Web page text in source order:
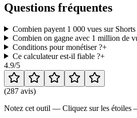
Questions fréquentes
Combien payent 1 000 vues sur Shorts
Combien on gagne avec 1 million de
Conditions pour monétiser ?+
Ce calculateur est-il fiable ?+
4.9/5
(287 avis)
Notez cet outil — Cliquez sur les étoiles